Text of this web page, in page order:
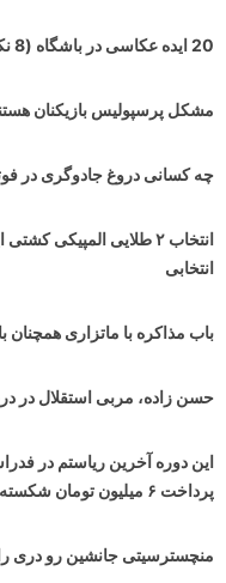
20 ایده عکاسی در باشگاه (8 نکته مهم هنگام عکاسی)
مشکل پرسپولیس بازیکنان
چه کسانی دروغ جادوگری در
انتخاب ۲ طلایی
انتخابی
باب مذاکره با ماتزاری همچنان
حسن زاده، مربی استقلال در
این دوره آخرین ریاستم در
پرداخت ۶ میلیون تومان شکسته شد
منچسترسیتی جانشین رو دری